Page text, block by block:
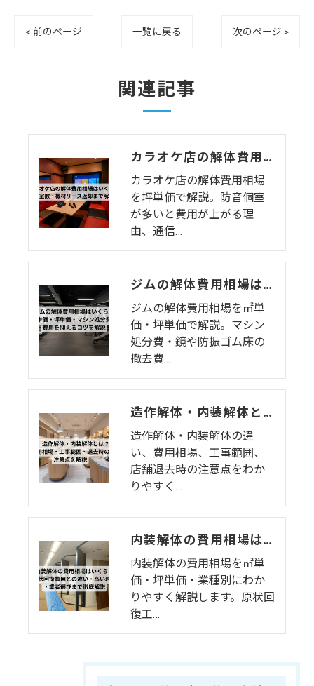
< 前のページ 一覧に戻る 次のページ >
関連記事
カラオケ店の解体費用相場はいくら？個室数・機材リース返却まで解説
カラオケ店の解体費用相場
を坪単価で解説。防音個室
が多いと費用が上がる理
由、通信…
ジムの解体費用相場はいくら？㎡単価・坪単価・マシン処分費・費用を抑えるコツを解説
ジムの解体費用相場を㎡単
価・坪単価で解説。マシン
処分費・鏡や防振ゴム床の
撤去費…
造作解体・内装解体とは？費用相場・工事範囲・退去時の注意点を解説
造作解体・内装解体の違
い、費用相場、工事範囲、
店舗退去時の注意点をわか
りやすく…
内装解体の費用相場はいくら？原状回復費用との違い・高い理由・業者選びまで徹底解説
内装解体の費用相場を㎡単
価・坪単価・業種別にわか
りやすく解説します。原状回
復工…